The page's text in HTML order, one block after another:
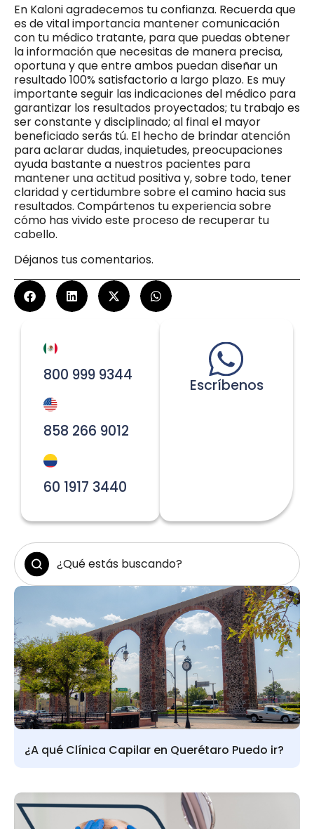
En Kaloni agradecemos tu confianza. Recuerda que
es de vital importancia mantener comunicación
con tu médico tratante, para que puedas obtener
la información que necesitas de manera precisa,
oportuna y que entre ambos puedan diseñar un
resultado 100% satisfactorio a largo plazo. Es muy
importante seguir las indicaciones del médico para
garantizar los resultados proyectados; tu trabajo es
ser constante y disciplinado; al final el mayor
beneficiado serás tú. El hecho de brindar atención
para aclarar dudas, inquietudes, preocupaciones
ayuda bastante a nuestros pacientes para
mantener una actitud positiva y, sobre todo, tener
claridad y certidumbre sobre el camino hacia sus
resultados. Compártenos tu experiencia sobre
cómo has vivido este proceso de recuperar tu
cabello.
Déjanos tus comentarios.
800 999 9344
858 266 9012
60 1917 3440
Escríbenos
¿A qué Clínica Capilar en Querétaro Puedo ir?